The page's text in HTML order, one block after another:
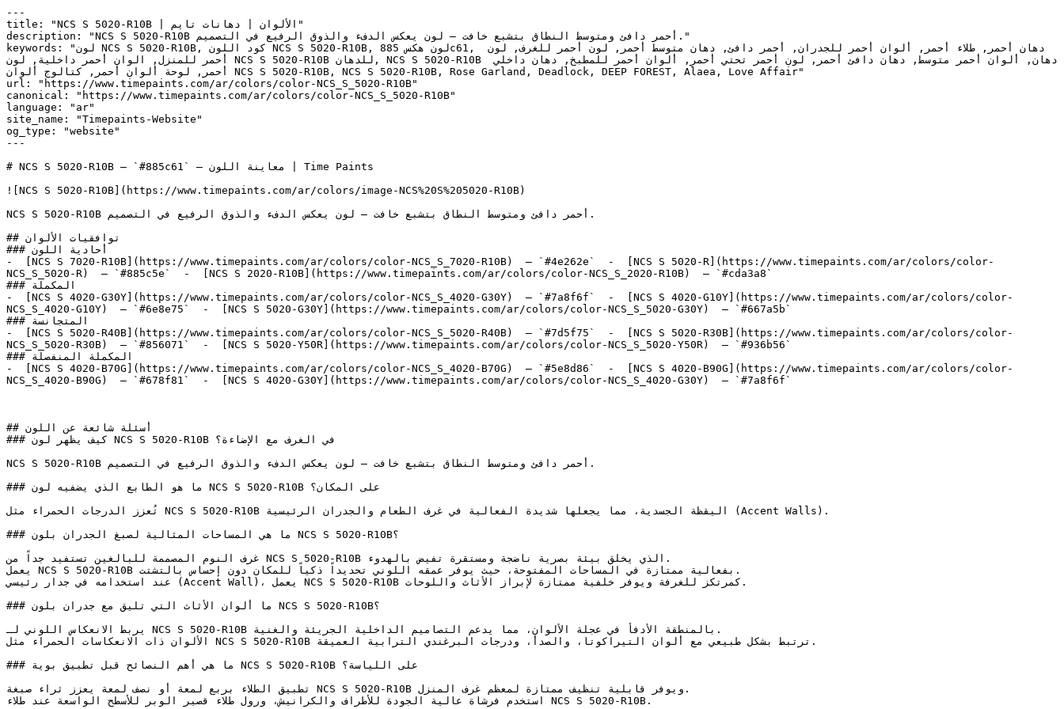
---
title: "NCS S 5020-R10B | الألوان | دهانات تايم"
description: "NCS S 5020-R10B أحمر دافئ ومتوسط النطاق بتشبع خافت — لون يعكس الدفء والذوق الرفيع في التصميم."
keywords: "لون NCS S 5020-R10B, كود اللون NCS S 5020-R10B, لون هكس 885c61, دهان أحمر, طلاء أحمر, ألوان أحمر للجدران, أحمر دافئ, دهان متوسط أحمر, لون أحمر للغرف, لون
أحمر للمنزل, الوان أحمر داخلية, لون NCS S 5020-R10B للدهان, NCS S 5020-R10B دهان, ألوان أحمر متوسط, دهان دافئ أحمر, لون أحمر تحتي أحمر, ألوان أحمر للمطبخ, دهان داخلي
أحمر, لوحة ألوان أحمر, كتالوج ألوان NCS S 5020-R10B, NCS S 5020-R10B, Rose Garland, Deadlock, DEEP FOREST, Alaea, Love Affair"
url: "https://www.timepaints.com/ar/colors/color-NCS_S_5020-R10B"
canonical: "https://www.timepaints.com/ar/colors/color-NCS_S_5020-R10B"
language: "ar"
site_name: "Timepaints-Website"
og_type: "website"
---
# NCS S 5020-R10B — `#885c61` — معاينة اللون | Time Paints
![NCS S 5020-R10B](https://www.timepaints.com/ar/colors/image-NCS%20S%205020-R10B)
NCS S 5020-R10B أحمر دافئ ومتوسط النطاق بتشبع خافت — لون يعكس الدفء والذوق الرفيع في التصميم.
## توافقيات الألوان
### أحادية اللون
-  [NCS S 7020-R10B](https://www.timepaints.com/ar/colors/color-NCS_S_7020-R10B)  — `#4e262e`  -  [NCS S 5020-R](https://www.timepaints.com/ar/colors/color-
NCS_S_5020-R)  — `#885c5e`  -  [NCS S 2020-R10B](https://www.timepaints.com/ar/colors/color-NCS_S_2020-R10B)  — `#cda3a8`
### المكملة
-  [NCS S 4020-G30Y](https://www.timepaints.com/ar/colors/color-NCS_S_4020-G30Y)  — `#7a8f6f`  -  [NCS S 4020-G10Y](https://www.timepaints.com/ar/colors/color-
NCS_S_4020-G10Y)  — `#6e8e75`  -  [NCS S 5020-G30Y](https://www.timepaints.com/ar/colors/color-NCS_S_5020-G30Y)  — `#667a5b`
### المتجانسة
-  [NCS S 5020-R40B](https://www.timepaints.com/ar/colors/color-NCS_S_5020-R40B)  — `#7d5f75`  -  [NCS S 5020-R30B](https://www.timepaints.com/ar/colors/color-
NCS_S_5020-R30B)  — `#856071`  -  [NCS S 5020-Y50R](https://www.timepaints.com/ar/colors/color-NCS_S_5020-Y50R)  — `#936b56`
### المكملة المنفصلة
-  [NCS S 4020-B70G](https://www.timepaints.com/ar/colors/color-NCS_S_4020-B70G)  — `#5e8d86`  -  [NCS S 4020-B90G](https://www.timepaints.com/ar/colors/color-
NCS_S_4020-B90G)  — `#678f81`  -  [NCS S 4020-G30Y](https://www.timepaints.com/ar/colors/color-NCS_S_4020-G30Y)  — `#7a8f6f`
## أسئلة شائعة عن اللون
### كيف يظهر لون NCS S 5020-R10B في الغرف مع الإضاءة؟
NCS S 5020-R10B أحمر دافئ ومتوسط النطاق بتشبع خافت — لون يعكس الدفء والذوق الرفيع في التصميم.
### ما هو الطابع الذي يضفيه لون NCS S 5020-R10B على المكان؟
تُعزز الدرجات الحمراء مثل NCS S 5020-R10B اليقظة الجسدية، مما يجعلها شديدة الفعالية في غرف الطعام والجدران الرئيسية (Accent Walls).
### ما هي المساحات المثالية لصبغ الجدران بلون NCS S 5020-R10B؟
غرف النوم المصممة للبالغين تستفيد جداً من NCS S 5020-R10B الذي يخلق بيئة بصرية ناضجة ومستقرة تفيض بالهدوء.
يعمل NCS S 5020-R10B بفعالية ممتازة في المساحات المفتوحة، حيث يوفر عمقه اللوني تحديداً ذكياً للمكان دون إحساس بالتشتت.
عند استخدامه في جدار رئيسي (Accent Wall)، يعمل NCS S 5020-R10B كمرتكز للغرفة ويوفر خلفية ممتازة لإبراز الأثاث واللوحات.
### ما ألوان الأثاث التي تليق مع جدران بلون NCS S 5020-R10B؟
يربط الانعكاس اللوني لـ NCS S 5020-R10B بالمنطقة الأدفأ في عجلة الألوان، مما يدعم التصاميم الداخلية الجريئة والغنية.
الألوان ذات الانعكاسات الحمراء مثل NCS S 5020-R10B ترتبط بشكل طبيعي مع ألوان التيراكوتا، والصدأ، ودرجات البرغندي الترابية العميقة.
### ما هي أهم النصائح قبل تطبيق بوية NCS S 5020-R10B على اللياسة؟
تطبيق الطلاء بربع لمعة أو نصف لمعة يعزز ثراء صبغة NCS S 5020-R10B ويوفر قابلية تنظيف ممتازة لمعظم غرف المنزل.
استخدم فرشاة عالية الجودة للأطراف والكرانيش، ورول طلاء قصير الوبر للأسطح الواسعة عند طلاء NCS S 5020-R10B.